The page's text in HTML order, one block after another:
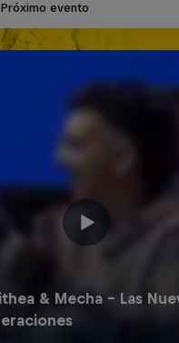
Próximo evento